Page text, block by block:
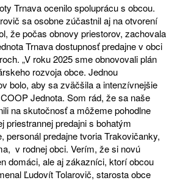
Trnava ocenilo spoluprácu s obcou.
sa osobne zúčastnil aj na otvorení
že počas obnovy priestorov, zachovala
Trnava dostupnosť predajne v obci
„V roku 2025 sme obnovovali plán
rozvoja obce. Jednou
bolo, aby sa zväčšila a intenzívnejšie
Jednota. Som rád, že sa naše
na skutočnosť a môžeme pohodlne
priestrannej predajni s bohatým
personál predajne tvoria Trakovičanky,
v rodnej obci. Verím, že si novú
domáci, ale aj zákazníci, ktorí obcou
Ľudovít Tolarovič, starosta obce